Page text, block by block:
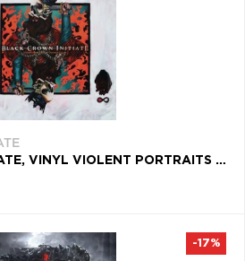
BLACK CROWN INITIATE, VINYL VIOLENT PORTRAITS OF DOOMED ESCAPE
-17%